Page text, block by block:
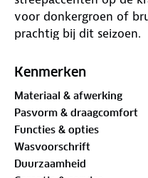
voor donkergroen of
prachtig bij dit seizoen.
Deze piquékwaliteit
Organic Textile
norm voor biologische
boodschappen doen of
kan in deze polo.
Kenmerken
Materiaal & afwerking
Pasvorm & draagcomfort
Functies & opties
Wasvoorschrift
Duurzaamheid